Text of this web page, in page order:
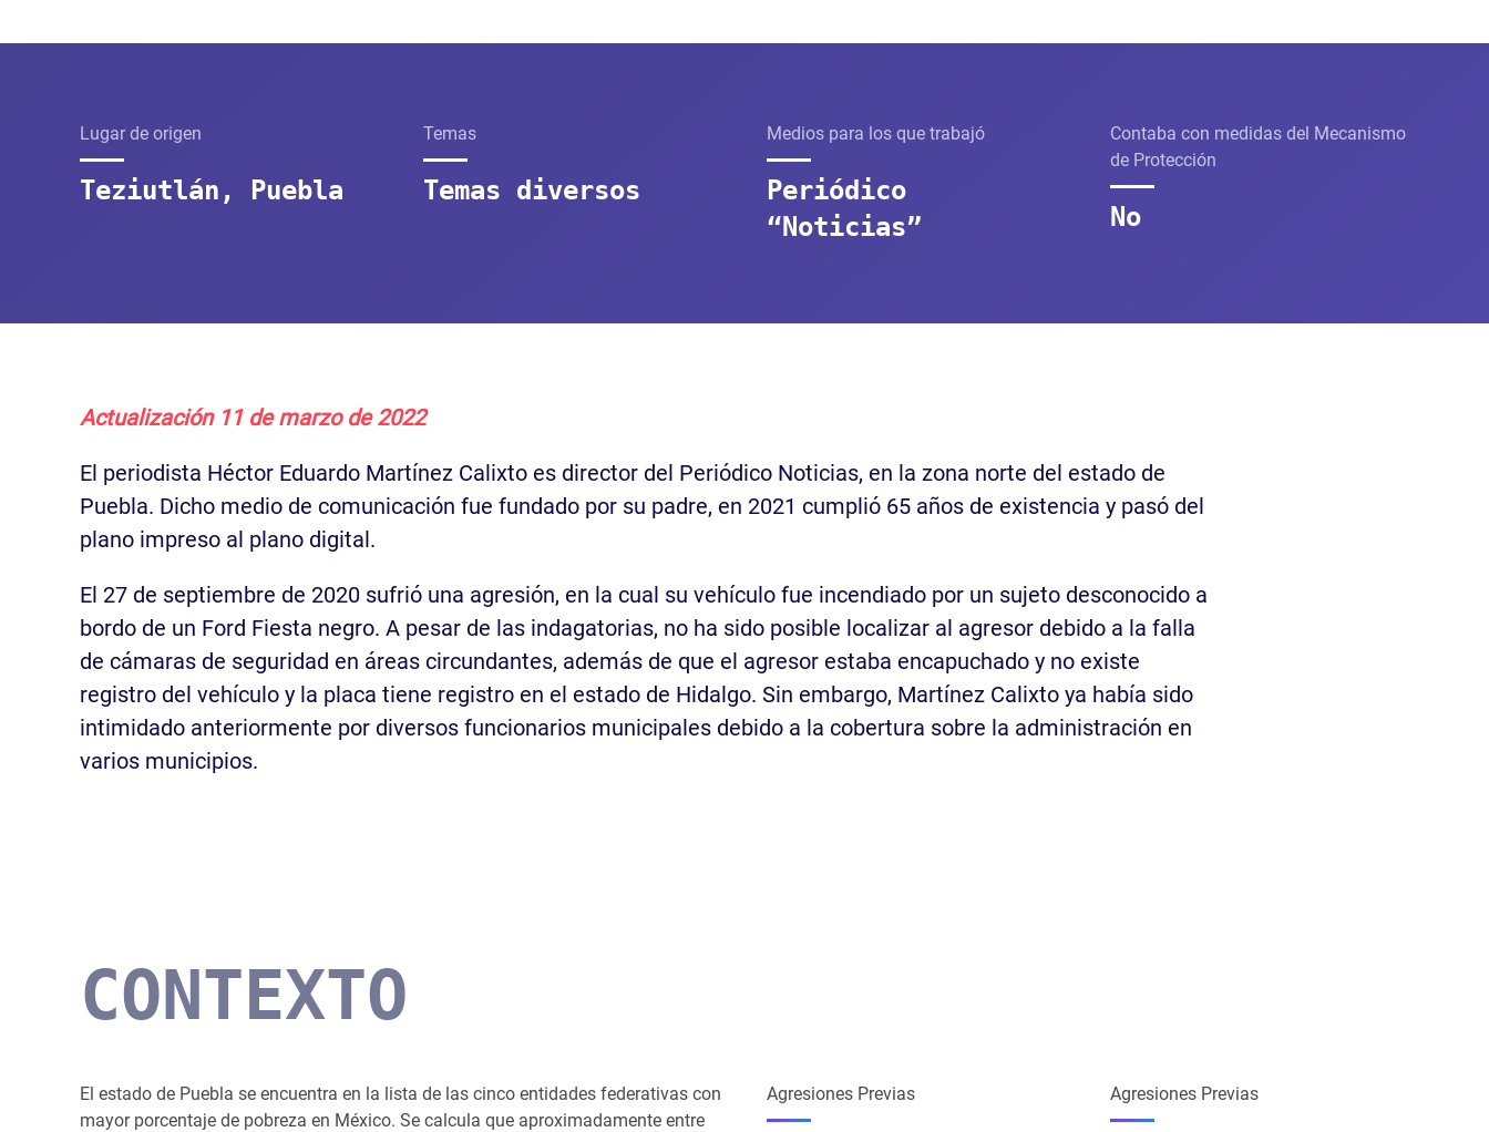
Lugar de origen
Teziutlán, Puebla
Temas
Temas diversos
Medios para los que trabajó
Periódico
“Noticias”
Contaba con medidas del Mecanismo
de Protección
No
Actualización 11 de marzo de 2022
El periodista Héctor Eduardo Martínez Calixto es director del Periódico Noticias, en la zona norte del estado de
Puebla. Dicho medio de comunicación fue fundado por su padre, en 2021 cumplió 65 años de existencia y pasó del
plano impreso al plano digital.
El 27 de septiembre de 2020 sufrió una agresión, en la cual su vehículo fue incendiado por un sujeto desconocido a
bordo de un Ford Fiesta negro. A pesar de las indagatorias, no ha sido posible localizar al agresor debido a la falla
de cámaras de seguridad en áreas circundantes, además de que el agresor estaba encapuchado y no existe
registro del vehículo y la placa tiene registro en el estado de Hidalgo. Sin embargo, Martínez Calixto ya había sido
intimidado anteriormente por diversos funcionarios municipales debido a la cobertura sobre la administración en
varios municipios.
CONTEXTO
El estado de Puebla se encuentra en la lista de las cinco entidades federativas con
mayor porcentaje de pobreza en México. Se calcula que aproximadamente entre
Agresiones Previas Agresiones Previas